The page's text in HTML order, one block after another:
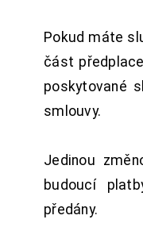
Pokud máte
část
poskytované
smlouvy.
Jedinou
budoucí
předány.